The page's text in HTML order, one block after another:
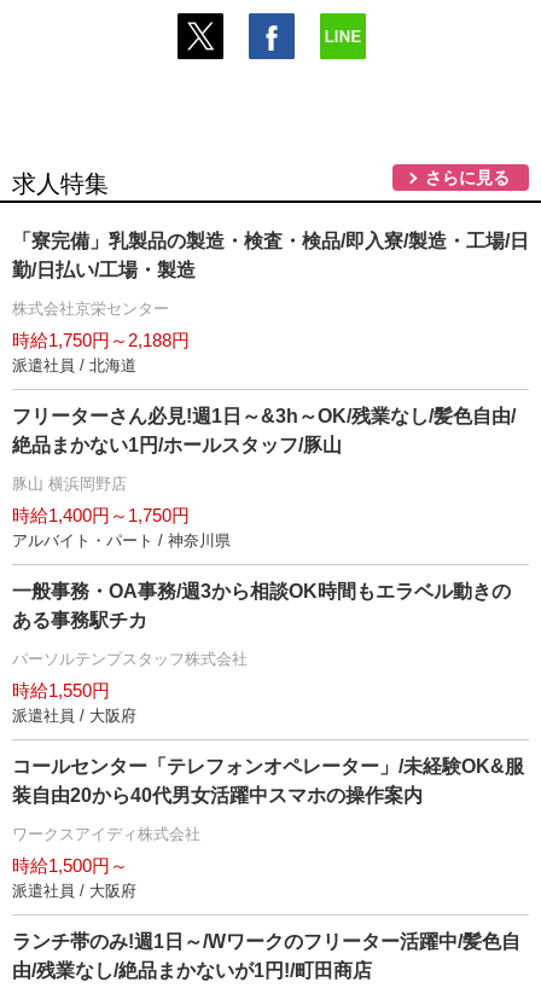
求人特集 さらに見る
「寮完備」乳製品の製造・検査・検品/即入寮/製造・工場/日
勤/日払い/工場・製造
株式会社京栄センター
時給1,750円～2,188円
派遣社員 / 北海道
フリーターさん必見!週1日～&3h～OK/残業なし/髪色自由/
絶品まかない1円/ホールスタッフ/豚山
豚山 横浜岡野店
時給1,400円～1,750円
アルバイト・パート / 神奈川県
一般事務・OA事務/週3から相談OK時間もエラベル動きの
ある事務駅チカ
パーソルテンプスタッフ株式会社
時給1,550円
派遣社員 / 大阪府
コールセンター「テレフォンオペレーター」/未経験OK&服
装自由20から40代男女活躍中スマホの操作案内
ワークスアイディ株式会社
時給1,500円～
派遣社員 / 大阪府
ランチ帯のみ!週1日～/Wワークのフリーター活躍中/髪色自
由/残業なし/絶品まかないが1円!/町田商店